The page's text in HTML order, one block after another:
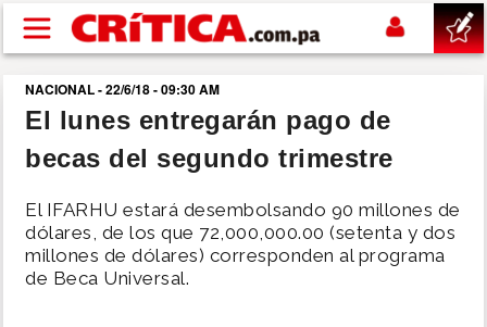
Pasar al contenido principal
buscar
SUCESOS
NACIONAL
POLÍTICA
NACIONAL - 22/6/18 - 09:30 AM
El lunes entregarán pago de
becas del segundo trimestre
El IFARHU estará desembolsando 90 millones de
dólares, de los que 72,000,000.00 (setenta y dos
millones de dólares) corresponden al programa
de Beca Universal.